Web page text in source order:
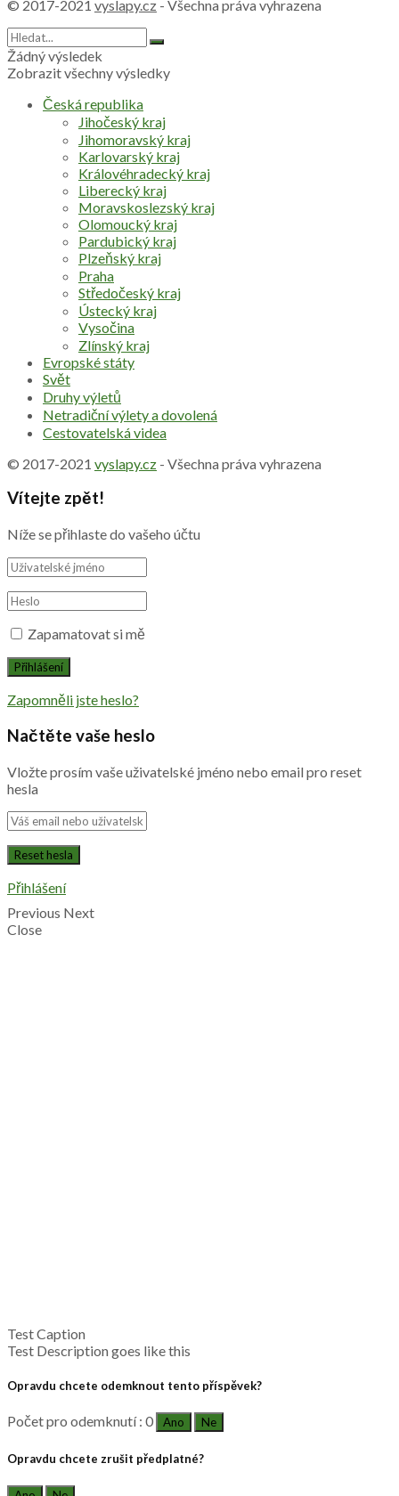
© 2017-2021 vyslapy.cz - Všechna práva vyhrazena
Žádný výsledek
Zobrazit všechny výsledky
Česká republika
Jihočeský kraj
Jihomoravský kraj
Karlovarský kraj
Královéhradecký kraj
Liberecký kraj
Moravskoslezský kraj
Olomoucký kraj
Pardubický kraj
Plzeňský kraj
Praha
Středočeský kraj
Ústecký kraj
Vysočina
Zlínský kraj
Evropské státy
Svět
Druhy výletů
Netradiční výlety a dovolená
Cestovatelská videa
© 2017-2021 vyslapy.cz - Všechna práva vyhrazena
Vítejte zpět!
Níže se přihlaste do vašeho účtu
Zapamatovat si mě
Zapomněli jste heslo?
Načtěte vaše heslo
Vložte prosím vaše uživatelské jméno nebo email pro reset
hesla
Přihlášení
Previous Next
Close
Test Caption
Test Description goes like this
Opravdu chcete odemknout tento příspěvek?
Počet pro odemknutí : 0 Ano Ne
Opravdu chcete zrušit předplatné?